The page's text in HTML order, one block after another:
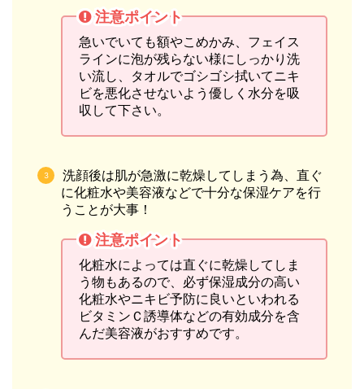
注意ポイント
急いでいても額やこめかみ、フェイス
ラインに泡が残らない様にしっかり洗
い流し、タオルでゴシゴシ拭いてニキ
ビを悪化させないよう優しく水分を吸
収して下さい。
洗顔後は肌が急激に乾燥してしまう為、直ぐ
に化粧水や美容液などで十分な保湿ケアを行
うことが大事！
注意ポイント
化粧水によっては直ぐに乾燥してしま
う物もあるので、必ず保湿成分の高い
化粧水やニキビ予防に良いといわれる
ビタミンＣ誘導体などの有効成分を含
んだ美容液がおすすめです。